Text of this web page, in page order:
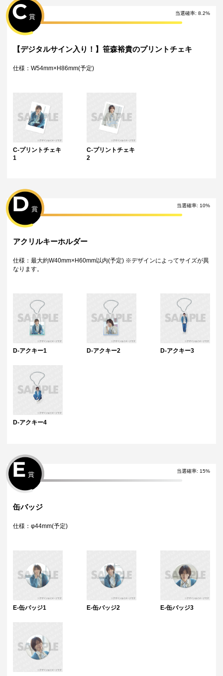
当選確率: 8.2%
C 賞
【デジタルサイン入り！】笹森裕貴のプリントチェキ
仕様：W54mm×H86mm(予定)
C-プリントチェキ
1
C-プリントチェキ
2
当選確率: 10%
D 賞
アクリルキーホルダー
仕様：最大約W40mm×H60mm以内(予定) ※デザインによってサイズが異
なります。
D-アクキー1 D-アクキー2 D-アクキー3
D-アクキー4
当選確率: 15%
E 賞
缶バッジ
仕様：φ44mm(予定)
E-缶バッジ1 E-缶バッジ2 E-缶バッジ3